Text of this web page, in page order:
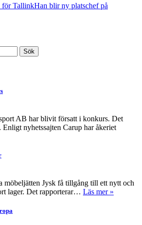
för TallinkHan blir ny platschef på
AB har blivit försatt i konkurs. Det
Enligt nyhetssajten Carup har åkeriet
möbeljätten Jysk få tillgång till ett nytt och
lager. Det rapporterar… Läs mer »